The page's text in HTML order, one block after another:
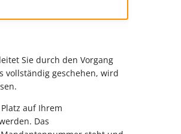
Sie durch den Vorgang
vollständig geschehen, wird
auf Ihrem
Das